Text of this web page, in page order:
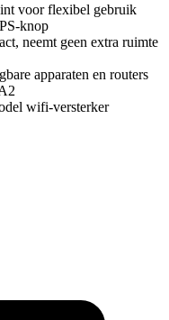
voor flexibel gebruik
knop
neemt geen extra ruimte
apparaten en routers
wifi-versterker